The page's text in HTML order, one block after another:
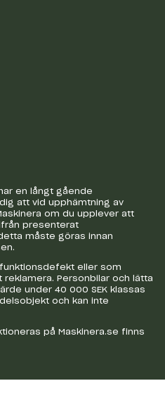
en långt gående
att vid upphämtning av
om du upplever att
presenterat
måste göras innan
eller som
Personbilar och lätta
under 40 000 SEK klassas
och kan inte
på Maskinera.se finns